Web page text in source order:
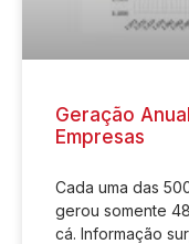
Geração
Empresas
Cada uma das
gerou somente
cá. Informação